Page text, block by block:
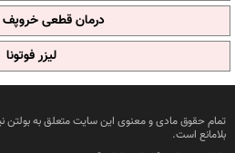
درمان قطعی
لیزر فوتونا
تمام حقوق مادی و معنوی این سایت متعلق به بولتن
بلامانع است.